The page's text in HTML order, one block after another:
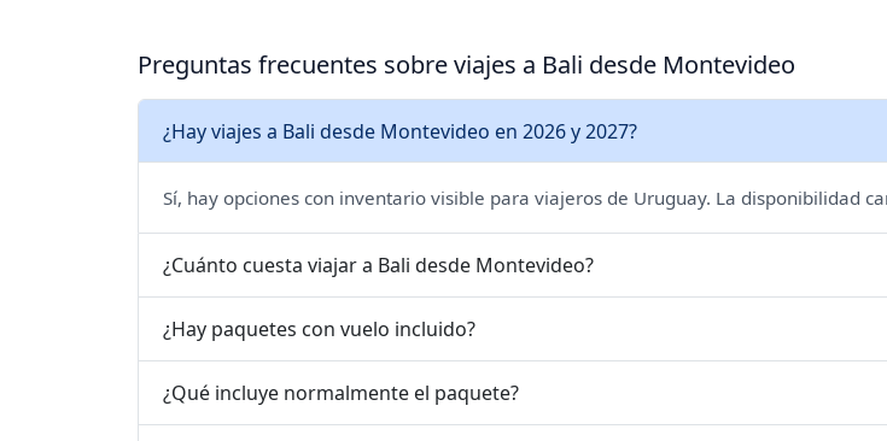
Preguntas frecuentes sobre viajes a Bali desde Montevideo
¿Hay viajes a Bali desde Montevideo en 2026 y 2027?
Sí, hay opciones con inventario visible para viajeros de Uruguay. La disponibilidad
¿Cuánto cuesta viajar a Bali desde Montevideo?
¿Hay paquetes con vuelo incluido?
¿Qué incluye normalmente el paquete?